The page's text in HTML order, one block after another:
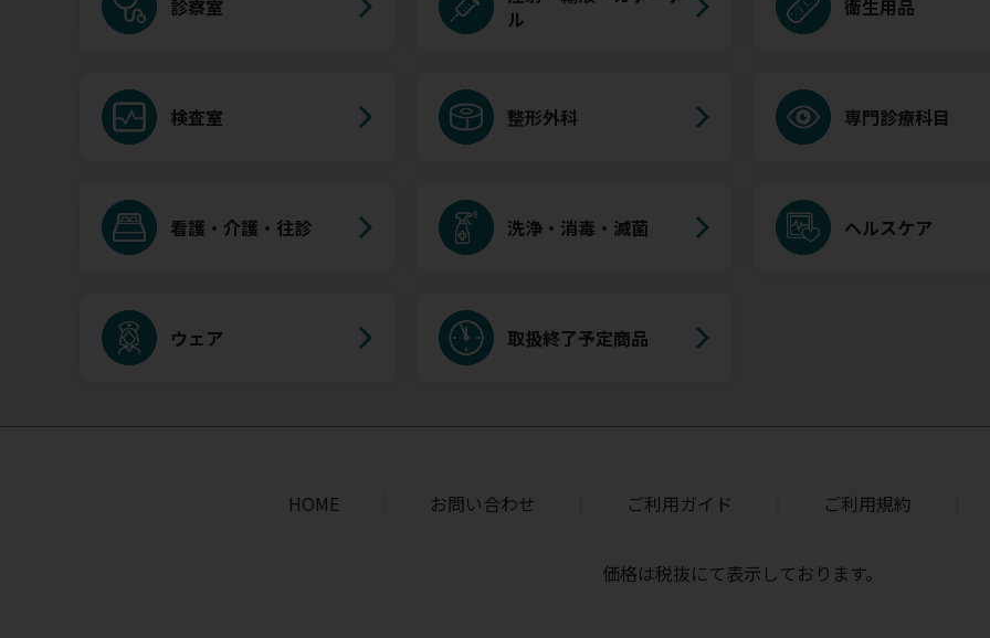
診察室
ル
衛生用品
検査室 整形外科 専門診療科目
看護・介護・往診 洗浄・消毒・滅菌 ヘルスケア
ウェア 取扱終了予定商品
HOME お問い合わせ ご利用ガイド ご利用規約
価格は税抜にて表示しております。